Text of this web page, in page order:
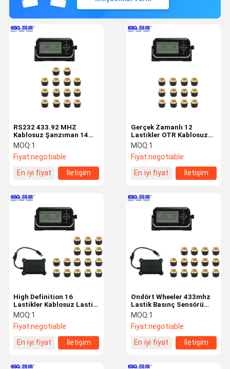
Gerçek Zamanlı 12
Lastikler OTR Kablosuz
Lastik Basıncı İzleme
Sistemi
MOQ:1
Fiyat:negotiable
En iyi fiyat
İletişim
RS232 433.92 MHZ
Kablosuz Şanzıman 14
Lastikler OTR TPMS
MOQ:1
Fiyat:negotiable
En iyi fiyat
İletişim
Ondört Wheeler 433mhz
Lastik Basınç Sensörü
OTR TPMS
MOQ:1
Fiyat:negotiable
En iyi fiyat
İletişim
High Definition 16
Lastikler Kablosuz Lastik
Basıncı İzleme Sistemi
MOQ:1
Fiyat:negotiable
En iyi fiyat
İletişim